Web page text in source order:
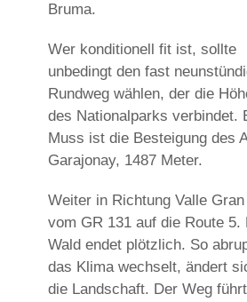
Bruma.
Wer konditionell fit ist, sollte
unbedingt den fast
Rundweg wählen, der die
des Nationalparks verbindet.
Muss ist die Besteigung des
Garajonay, 1487 Meter.
Weiter in Richtung Valle Gran
vom GR 131 auf die Route 5.
Wald endet plötzlich. So
das Klima wechselt, ändert
die Landschaft. Der Weg